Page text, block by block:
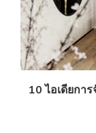
10 ไอเดียกา